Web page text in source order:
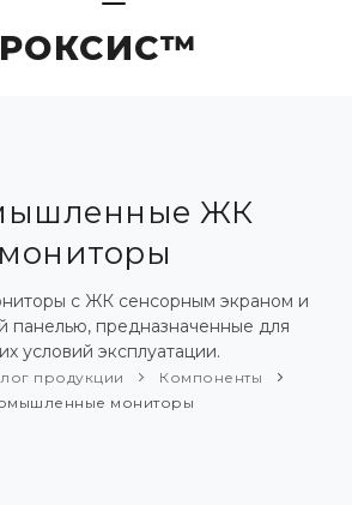
ЖК
мониторы
с ЖК сенсорным экраном и
панелью, предназначенные для
условий эксплуатации.
продукции
Компоненты
мониторы